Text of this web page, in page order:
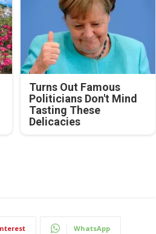
Turns Out Famous
Politicians Don't Mind
Tasting These
Delicacies
WhatsApp